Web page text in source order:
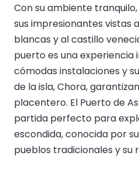
Con su ambiente
sus impresionantes vistas
blancas y al castillo
puerto es una experiencia
cómodas instalaciones y
de la isla, Chora,
placentero. El Puerto de
partida perfecto para
escondida, conocida por
pueblos tradicionales y su